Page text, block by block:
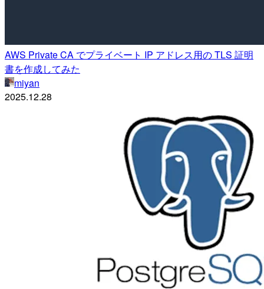
AWS Private CA でプライベート IP アドレス用の TLS 証明
書を作成してみた
miyan
2025.12.28